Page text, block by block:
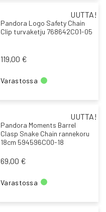
UUTTA!
Pandora Logo Safety Chain
Clip turvaketju 768642C01-05
119,00 €
Varastossa
UUTTA!
Pandora Moments Barrel
Clasp Snake Chain rannekoru
18cm 594596C00-18
69,00 €
Varastossa